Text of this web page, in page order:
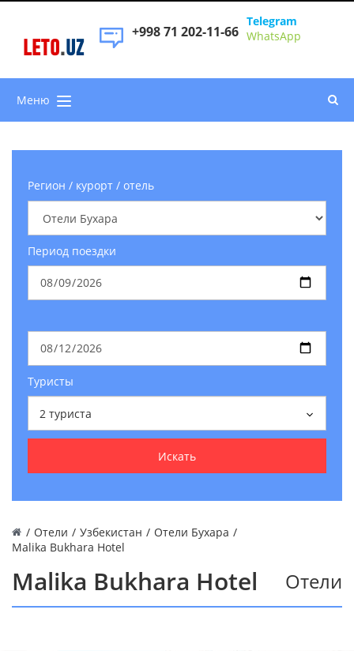
LETO.UZ
+998 71 202-11-66
Telegram
WhatsApp
Меню
Регион / курорт / отель
Период поездки
Туристы
2 туриста
Искать
/ Отели / Узбекистан / Отели Бухара /
Malika Bukhara Hotel
Malika Bukhara Hotel Отели